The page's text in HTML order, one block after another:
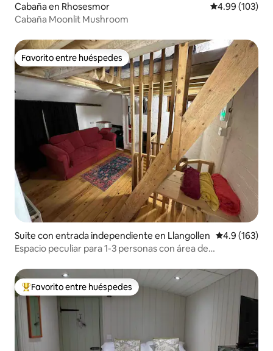
Cabaña en Rhosesmor Calificación
4.99 (103)
Cabaña Moonlit Mushroom
Favorito entre huéspedes
Favorito entre huéspedes
Suite con entrada independiente en Llangollen Calificación
4.9 (163)
Espacio peculiar para 1-3 personas con área de
De los mejores en Favorito entre huéspedes
Favorito entre huéspedes